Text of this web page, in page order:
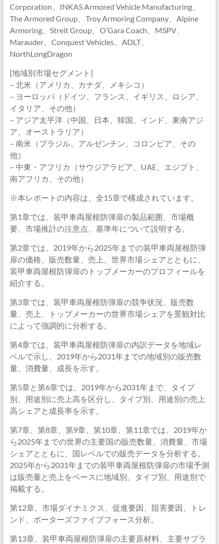
Corporation、INKAS Armored Vehicle Manufacturing、
The Armored Group、Troy Armoring Company、Alpine
Armoring、Streit Group、O’Gara Coach、MSPV、
Marauder、Conquest Vehicles、ADLT、
NorthLongDragon
[地域別市場セグメント]
– 北米（アメリカ、カナダ、メキシコ）
– ヨーロッパ（ドイツ、フランス、イギリス、ロシア、
イタリア、その他）
– アジア太平洋（中国、日本、韓国、インド、東南アジ
ア、オーストラリア）
– 南米（ブラジル、アルゼンチン、コロンビア、その
他）
– 中東・アフリカ（サウジアラビア、UAE、エジプト、
南アフリカ、その他）
※本レポートの内容は、全15章で構成されています。
第1章では、装甲車両屋根防弾扉の製品範囲、市場概
要、市場推計の注意点、基準年について説明する。
第2章では、2019年から2025年までの装甲車両屋根防弾
扉の価格、販売数量、売上、世界市場シェアとともに、
装甲車両屋根防弾扉のトップメーカーのプロフィールを
紹介する。
第3章では、装甲車両屋根防弾扉の競争状況、販売数
量、売上、トップメーカーの世界市場シェアを景観対比
によって強調的に分析する。
第4章では、装甲車両屋根防弾扉の内訳データを地域レ
ベルで示し、2019年から2031年までの地域別の販売数
量、消費量、成長を示す。
第5章と第6章では、2019年から2031年まで、タイプ
別、用途別に売上高を区分し、タイプ別、用途別の売上
高シェアと成長率を示す。
第7章、第8章、第9章、第10章、第11章では、2019年か
ら2025年までの世界の主要国の販売数量、消費量、市場
シェアとともに、国レベルでの販売データを分析する。
2025年から2031年までの装甲車両屋根防弾扉の市場予測
は販売量と売上をベースに地域別、タイプ別、用途別で
掲載する。
第12章、市場ダイナミクス、促進要因、阻害要因、トレ
ンド、ポーターズファイブフォース分析。
第13章、装甲車両屋根防弾扉の主要原材料、主要サプラ